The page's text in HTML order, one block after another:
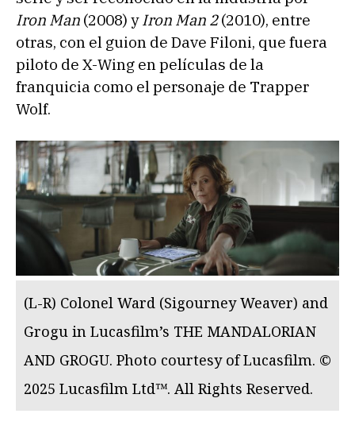
Iron Man (2008) y Iron Man 2(2010), entre
otras, con el guion de Dave Filoni, que fuera
piloto de X-Wing en películas de la
franquicia como el personaje de Trapper
Wolf.
(L-R) Colonel Ward (Sigourney Weaver) and
Grogu in Lucasfilm’s THE MANDALORIAN
AND GROGU. Photo courtesy of Lucasfilm. ©
2025 Lucasfilm Ltd™. All Rights Reserved.